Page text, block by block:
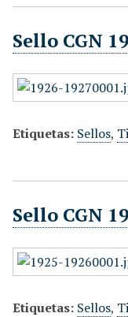
Sello CGN
Etiquetas: Sellos,
Sello CGN
Etiquetas: Sellos,